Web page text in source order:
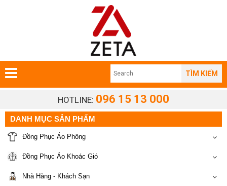
TÌM KIẾM
HOTLINE: 096 15 13 000
DANH MỤC SẢN PHẨM
Đồng Phục Áo Phông
Đồng Phục Áo Khoác Gió
Nhà Hàng - Khách Sạn